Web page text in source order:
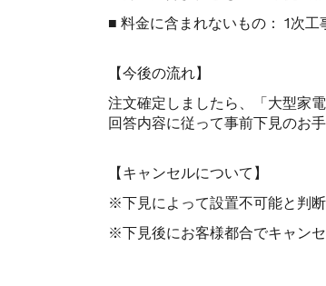
■ 料金に含まれないもの： 1次
【今後の流れ】
注文確定しましたら、「大型家
回答内容に従って事前下見のお
【キャンセルについて】
※下見によって設置不可能と判
※下見後にお客様都合でキャン